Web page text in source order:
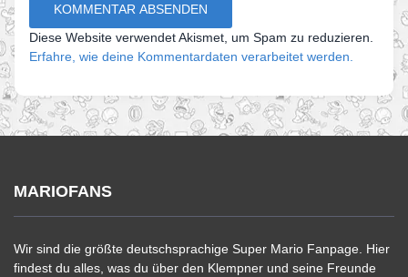
Diese Website verwendet Akismet, um Spam zu reduzieren.
Erfahre, wie deine Kommentardaten verarbeitet werden.
MARIOFANS
Wir sind die größte deutschsprachige Super Mario Fanpage. Hier
findest du alles, was du über den Klempner und seine Freunde